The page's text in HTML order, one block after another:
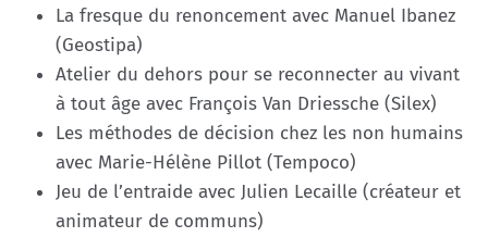
La fresque du renoncement avec Manuel Ibanez
(Geostipa)
Atelier du dehors pour se reconnecter au vivant
à tout âge avec François Van Driessche (Silex)
Les méthodes de décision chez les non humains
avec Marie-Hélène Pillot (Tempoco)
Jeu de l’entraide avec Julien Lecaille (créateur et
animateur de communs)